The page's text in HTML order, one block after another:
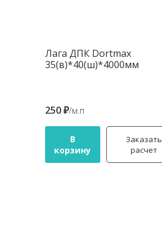
Лага ДПК Dortmax
35(в)*40(ш)*4000мм
250 ₽/м.п
В
корзину
Заказать
расчет